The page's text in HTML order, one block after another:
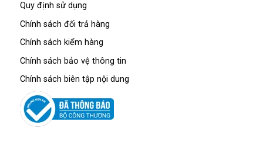
Quy định sử dụng
Chính sách đổi trả hàng
Chính sách kiểm hàng
Chính sách bảo vệ thông tin
Chính sách biên tập nội dung